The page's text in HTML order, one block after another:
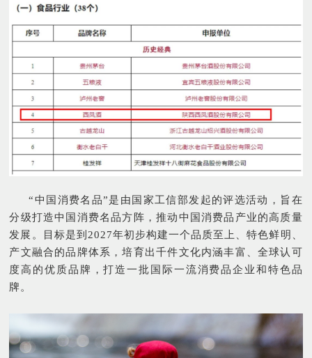
“中国消费名品”是由国家工信部发起的评选活动，旨在
分级打造中国消费名品方阵，推动中国消费品产业的高质量
发展。目标是到2027年初步构建一个品质至上、特色鲜明、
产文融合的品牌体系，培育出千件文化内涵丰富、全球认可
度高的优质品牌，打造一批国际一流消费品企业和特色品
牌。